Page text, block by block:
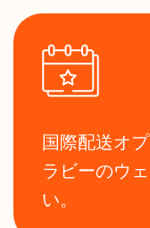
国際配送オ
ラビーのウ
い。